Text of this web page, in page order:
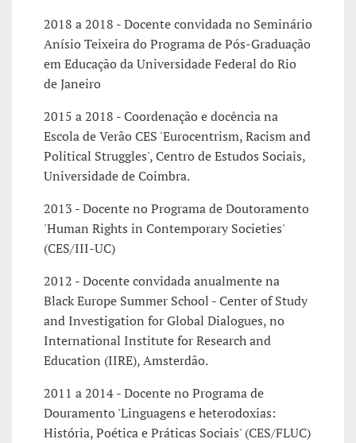
2018 a 2018 - Docente convidada no Seminário
Anísio Teixeira do Programa de Pós-Graduação
em Educação da Universidade Federal do Rio
de Janeiro
2015 a 2018 - Coordenação e docência na
Escola de Verão CES 'Eurocentrism, Racism and
Political Struggles', Centro de Estudos Sociais,
Universidade de Coimbra.
2013 - Docente no Programa de Doutoramento
'Human Rights in Contemporary Societies'
(CES/III-UC)
2012 - Docente convidada anualmente na
Black Europe Summer School - Center of Study
and Investigation for Global Dialogues, no
International Institute for Research and
Education (IIRE), Amsterdão.
2011 a 2014 - Docente no Programa de
Douramento 'Linguagens e heterodoxias:
História, Poética e Práticas Sociais' (CES/FLUC)